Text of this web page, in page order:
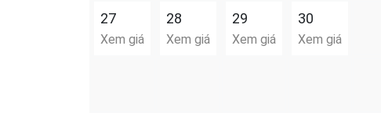
27
Xem giá
28
Xem giá
29
Xem giá
30
Xem giá